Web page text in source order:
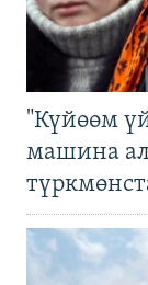
"Күйөөм
машина